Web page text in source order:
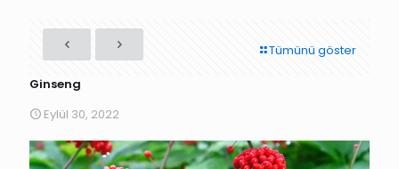
Tümünü göster
Ginseng
Eylül 30, 2022